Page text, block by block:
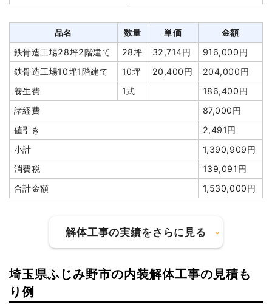
240m² 700円
168,000円
ブロック塀撤去
17m² 7,000円
119,000円
土間コンクリート撤去
18m² 3,500円
63,000円
植木・植栽撤去
1式
20,000円
室外設備・機器撤去
20,000円
諸経費
160,000円
値引き
0円
小計
1,728,000
円
消費税
172,800円
円
建物の種類/構造
品名 数量 単価
金額
鉄骨造工場28坪2階建て
28坪 32,714円
916,000円
鉄骨造工場10坪1階建て
10坪 20,400円
204,000円
養生費
1式
186,400円
諸経費
87,000円
値引き
2,491円
小計
1,390,909円
消費税
139,091円
合計金額
1,530,000円
解体工事の実績をさらに見る
建物の種類/構造
埼玉県ふじみ野市の内装解体工事の見積も
り例